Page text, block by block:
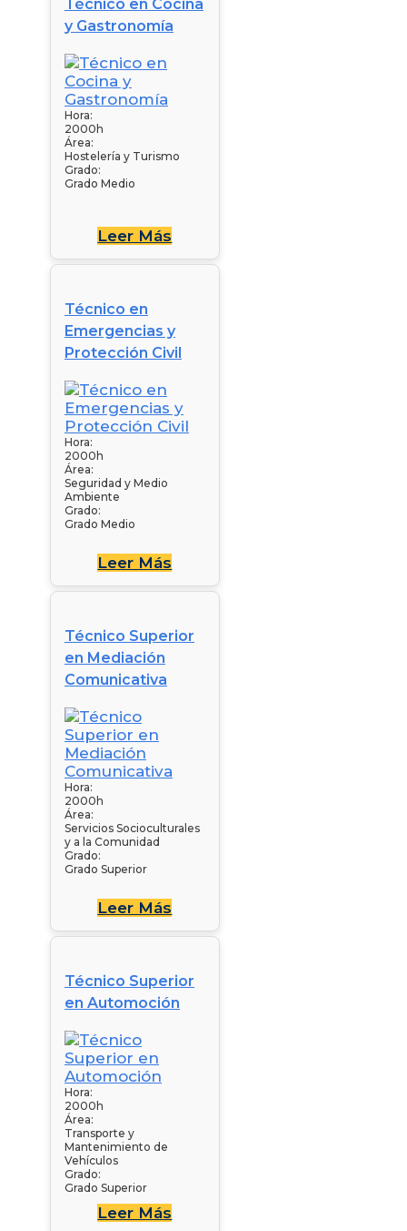
Técnico en Cocina
y Gastronomía
Hora:
2000h
Área:
Hostelería y Turismo
Grado:
Grado Medio
Leer Más
Técnico en
Emergencias y
Protección Civil
Hora:
2000h
Área:
Seguridad y Medio
Ambiente
Grado:
Grado Medio
Leer Más
Técnico Superior
en Mediación
Comunicativa
Hora:
2000h
Área:
Servicios Socioculturales
y a la Comunidad
Grado:
Grado Superior
Leer Más
Técnico Superior
en Automoción
Hora:
2000h
Área:
Transporte y
Mantenimiento de
Vehículos
Grado:
Grado Superior
Leer Más